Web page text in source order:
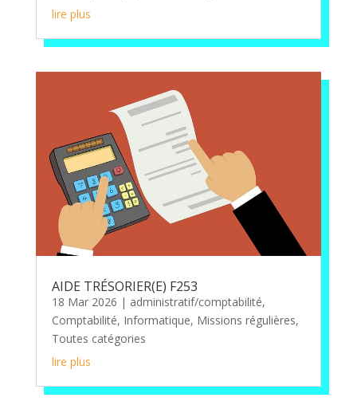
lire plus
AIDE TRÉSORIER(E) F253
18 Mar 2026 | administratif/comptabilité,
Comptabilité, Informatique, Missions régulières,
Toutes catégories
lire plus